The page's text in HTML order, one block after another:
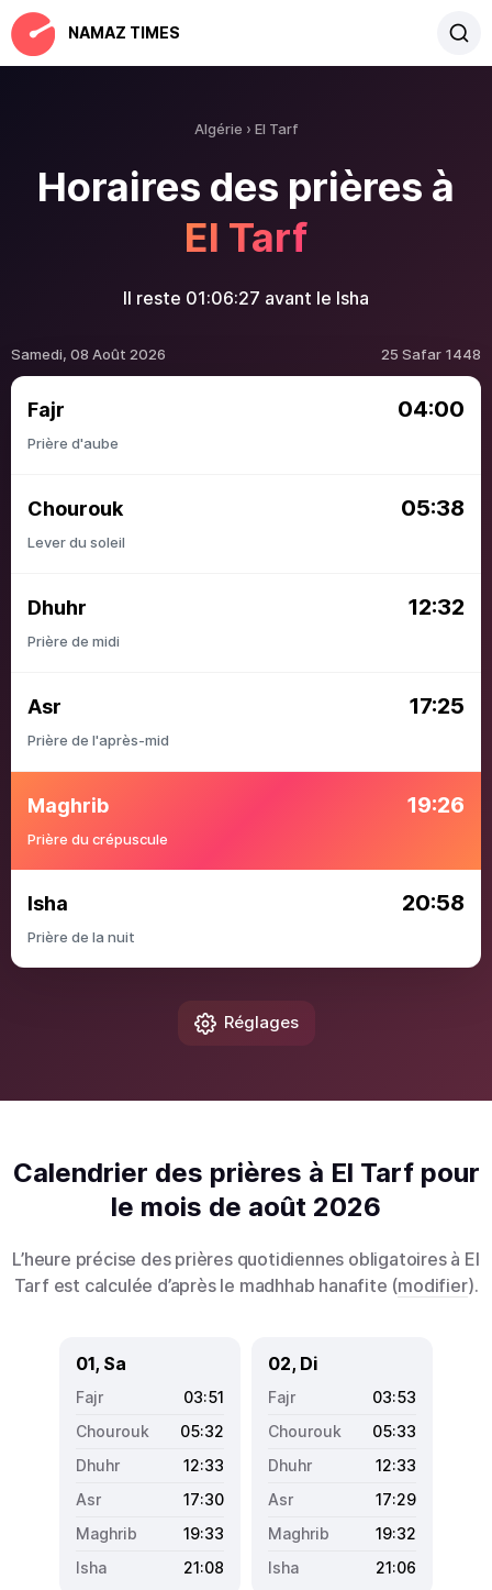
NAMAZ TIMES
Algérie El Tarf
Horaires des prières à
El Tarf
Il reste 01:06:26 avant le Isha
Samedi, 08 Août 2026 25 Safar 1448
Fajr 04:00
Prière d'aube
Chourouk 05:38
Lever du soleil
Dhuhr 12:32
Prière de midi
Asr 17:25
Prière de l'après-mid
Maghrib 19:26
Prière du crépuscule
Isha 20:58
Prière de la nuit
Réglages
Calendrier des prières à El Tarf pour
le mois de août 2026
L’heure précise des prières quotidiennes obligatoires à El
Tarf est calculée d’après le madhhab hanafite (modifier).
01, Sa
03:51
05:32
12:33
17:30
19:33
21:08
02, Di
03:53
05:33
12:33
17:29
19:32
21:06